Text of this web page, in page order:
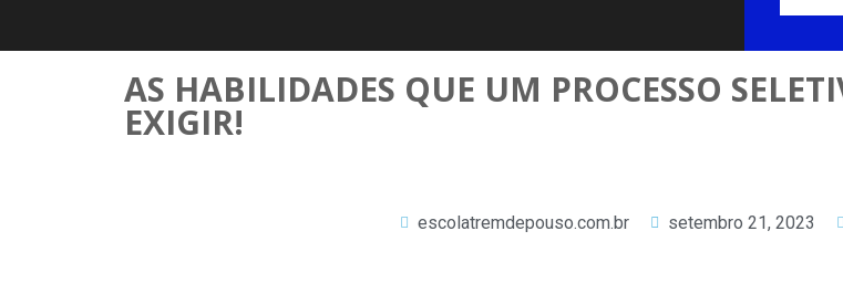
AS HABILIDADES QUE UM PROCESSO
EXIGIR!
escolatremdepouso.com.br setembro 21, 2023